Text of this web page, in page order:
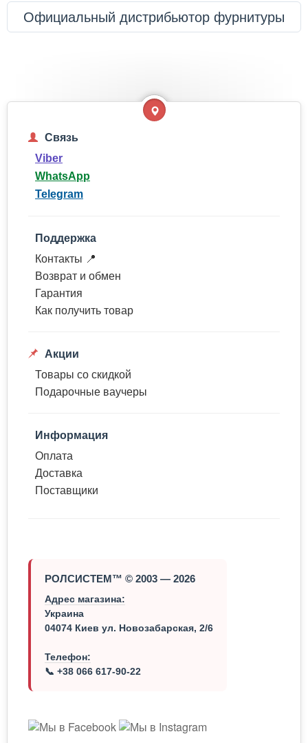
Официальный дистрибьютор фурнитуры
Связь
Viber
WhatsApp
Telegram
Поддержка
Контакты 📍
Возврат и обмен
Гарантия
Как получить товар
Акции
Товары со скидкой
Подарочные ваучеры
Информация
Оплата
Доставка
Поставщики
РОЛСИСТЕМ™ © 2003 — 2026
Адрес магазина:
Украина
04074 Киев ул. Новозабарская, 2/6
Телефон:
📞 +38 066 617-90-22